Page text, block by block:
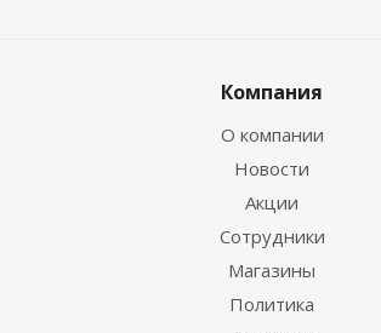
Компания
О компании
Новости
Акции
Сотрудники
Магазины
Политика